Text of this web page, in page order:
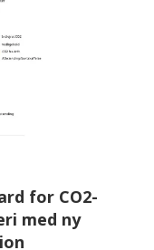
for CO2-
med ny